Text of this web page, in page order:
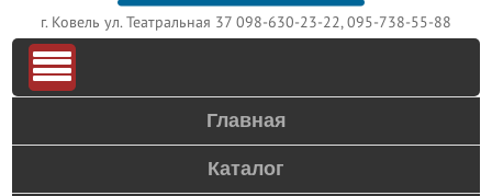
г. Ковель ул. Театральная 37 098-630-23-22, 095-738-55-88
Главная
Каталог